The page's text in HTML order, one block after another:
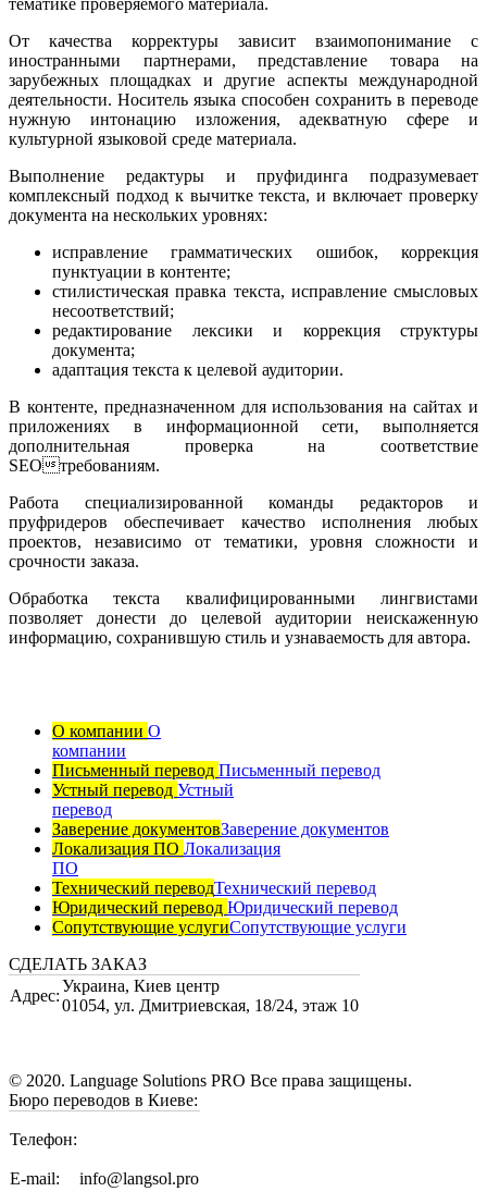
От качества корректуры зависит взаимопонимание с
иностранными партнерами, представление товара на
зарубежных площадках и другие аспекты международной
деятельности. Носитель языка способен сохранить в переводе
нужную интонацию изложения, адекватную сфере и
культурной языковой среде материала.
Выполнение редактуры и пруфидинга подразумевает
комплексный подход к вычитке текста, и включает проверку
документа на нескольких уровнях:
исправление грамматических ошибок, коррекция
пунктуации в контенте;
стилистическая правка текста, исправление смысловых
несоответствий;
редактирование лексики и коррекция структуры
документа;
адаптация текста к целевой аудитории.
В контенте, предназначенном для использования на сайтах и
приложениях в информационной сети, выполняется
дополнительная проверка на соответствие
SEOтребованиям.
Работа специализированной команды редакторов и
пруфридеров обеспечивает качество исполнения любых
проектов, независимо от тематики, уровня сложности и
срочности заказа.
Обработка текста квалифицированными лингвистами
позволяет донести до целевой аудитории неискаженную
информацию, сохранившую стиль и узнаваемость для автора.
О компании О
компании
Письменный перевод Письменный перевод
Устный перевод Устный
перевод
Заверение документовЗаверение документов
Локализация ПО Локализация
ПО
Технический переводТехнический перевод
Юридический перевод Юридический перевод
Сопутствующие услугиСопутствующие услуги
СДЕЛАТЬ ЗАКАЗ
Адрес:
Украина, Киев центр
01054, ул. Дмитриевская, 18/24, этаж 10
© 2020. Language Solutions PRO Все права защищены.
Бюро переводов в Киеве:
Телефон:
E-mail: info@langsol.pro